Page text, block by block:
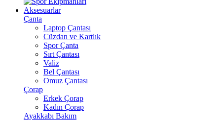
Aksesuarlar
Çanta
Laptop Çantası
Cüzdan ve Kartlık
Spor Çanta
Sırt Çantası
Valiz
Bel Çantası
Omuz Çantası
Çorap
Erkek Çorap
Kadın Çorap
Ayakkabı Bakım